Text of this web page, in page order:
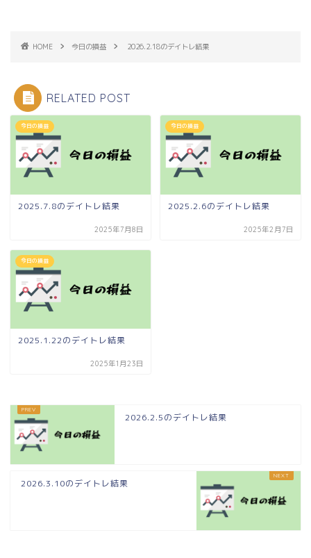
HOME 今日の損益 2026.2.18のデイトレ結果
RELATED POST
今日の損益
2025.7.8のデイトレ結果
2025年7月8日
今日の損益
2025.2.6のデイトレ結果
2025年2月7日
今日の損益
2025.1.22のデイトレ結果
2025年1月23日
2026.2.5のデイトレ結果
2026.3.10のデイトレ結果